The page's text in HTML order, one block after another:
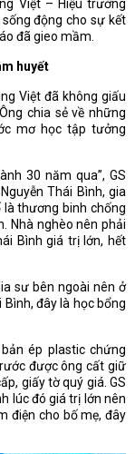
Việt – Hiệu trưởng
động cho sự kết
đã gieo mầm.
huyết
Việt đã không giấu
chia sẻ về những
mơ học tập tưởng
30 năm qua”, GS
Thái Bình, gia
là thương binh chống
Nhà nghèo nên phải
Bình giá trị lớn, hết
sư bên ngoài nên ở
đây là học bổng
ép plastic chứng
được ông cất giữ
giấy tờ quý giá. GS
lúc đó giá trị lớn nên
điện cho bố mẹ, đây